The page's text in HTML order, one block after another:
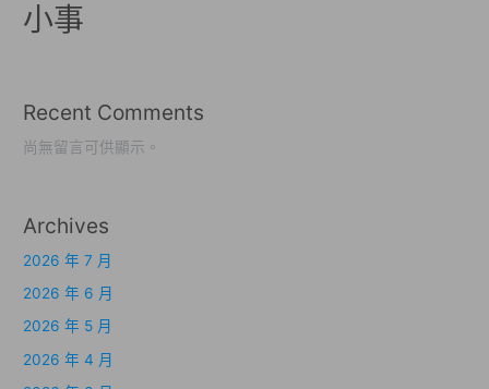
小事
Recent Comments
尚無留言可供顯示。
Archives
2026 年 7 月
2026 年 6 月
2026 年 5 月
2026 年 4 月